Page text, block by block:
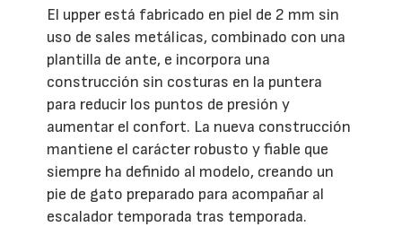
El upper está fabricado en piel de 2 mm sin
uso de sales metálicas, combinado con una
plantilla de ante, e incorpora una
construcción sin costuras en la puntera
para reducir los puntos de presión y
aumentar el confort. La nueva construcción
mantiene el carácter robusto y fiable que
siempre ha definido al modelo, creando un
pie de gato preparado para acompañar al
escalador temporada tras temporada.